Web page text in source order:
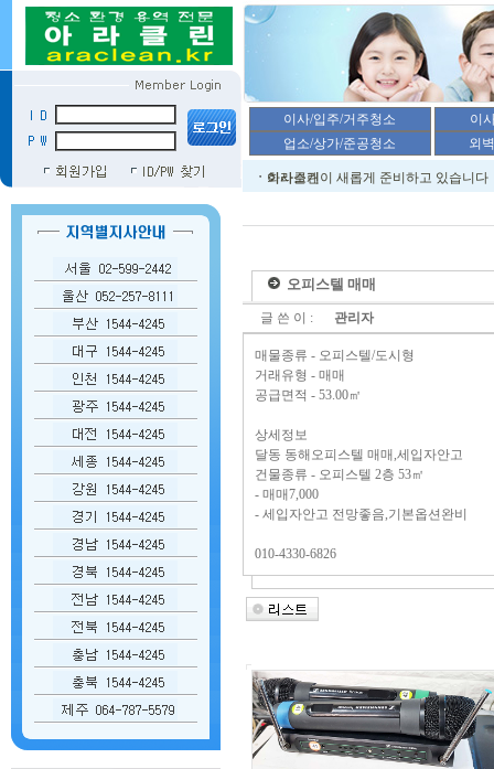
오피스텔 매매
글 쓴 이 : 관리자
매물종류 - 오피스텔/도시형
거래유형 - 매매
공급면적 - 53.00㎡
상세정보
달동 동해오피스텔 매매,세입자안고
건물종류 - 오피스텔 2층 53㎡
- 매매7,000
- 세입자안고 전망좋음,기본옵션완비
010-4330-6826